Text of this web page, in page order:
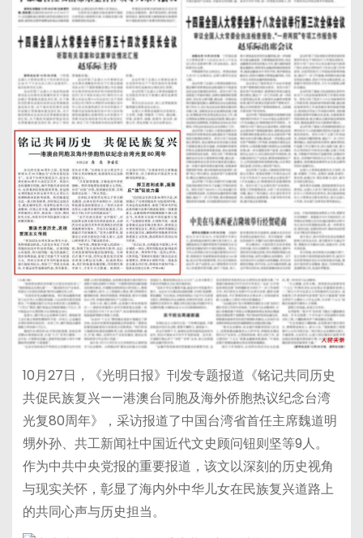
10月27日，《光明日报》刊发专题报道《铭记共同历史
共促民族复兴——港澳台同胞及海外侨胞热议纪念台湾
光复80周年》，采访报道了中国台湾省首任主席魏道明
甥外孙、共工新闻社中国近代文史顾问钮则坚等9人。
作为中共中央党报的重要报道，该文以深刻的历史视角
与现实关怀，彰显了海内外中华儿女在民族复兴道路上
的共同心声与历史担当。